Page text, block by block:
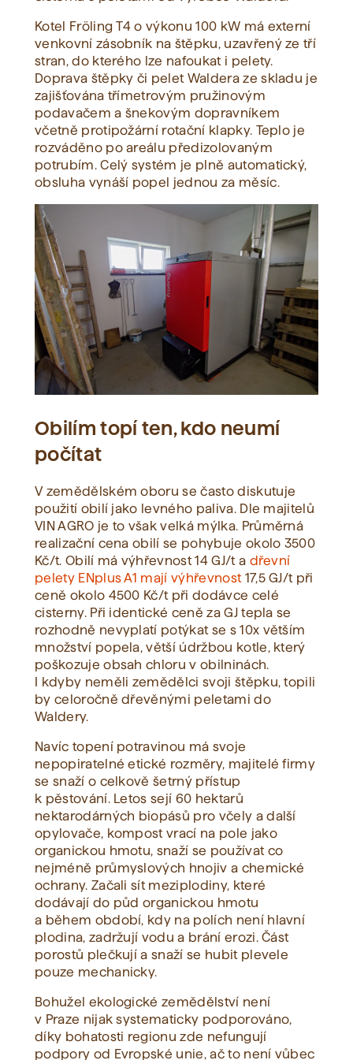
Kotel Fröling T4 o výkonu 100 kW má externí
venkovní zásobník na štěpku, uzavřený ze tří
stran, do kterého lze nafoukat i pelety.
Doprava štěpky či pelet Waldera ze skladu je
zajišťována třímetrovým pružinovým
podavačem a šnekovým dopravníkem
včetně protipožární rotační klapky. Teplo je
rozváděno po areálu předizolovaným
potrubím. Celý systém je plně automatický,
obsluha vynáší popel jednou za měsíc.
Obilím topí ten, kdo neumí
počítat
V zemědělském oboru se často diskutuje
použití obilí jako levného paliva. Dle majitelů
VIN AGRO je to však velká mýlka. Průměrná
realizační cena obilí se pohybuje okolo 3500
Kč/t. Obilí má výhřevnost 14 GJ/t a dřevní
pelety ENplus A1 mají výhřevnost 17,5 GJ/t při
ceně okolo 4500 Kč/t při dodávce celé
cisterny. Při identické ceně za GJ tepla se
rozhodně nevyplatí potýkat se s 10x větším
množství popela, větší údržbou kotle, který
poškozuje obsah chloru v obilninách.
I kdyby neměli zemědělci svoji štěpku, topili
by celoročně dřevěnými peletami do
Waldery.
Navíc topení potravinou má svoje
nepopiratelné etické rozměry, majitelé firmy
se snaží o celkově šetrný přístup
k pěstování. Letos sejí 60 hektarů
nektarodárných biopásů pro včely a další
opylovače, kompost vrací na pole jako
organickou hmotu, snaží se používat co
nejméně průmyslových hnojiv a chemické
ochrany. Začali sít meziplodiny, které
dodávají do půd organickou hmotu
a během období, kdy na polích není hlavní
plodina, zadržují vodu a brání erozi. Část
porostů plečkují a snaží se hubit plevele
pouze mechanicky.
Bohužel ekologické zemědělství není
v Praze nijak systematicky podporováno,
díky bohatosti regionu zde nefungují
podpory od Evropské unie, ač to není vůbec